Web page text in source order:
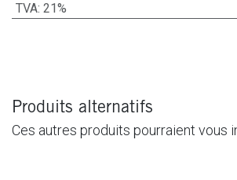
TVA: 21%
Produits alternatifs
Ces autres produits pourraient vous